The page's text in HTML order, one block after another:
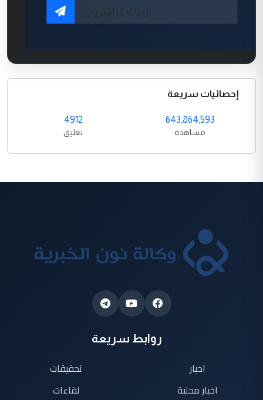
إحصائيات سريعة
643,864,593
مشاهدة
4912
تعليق
روابط سريعة
اخبار
اخبار محلية
تحقيقات
لقاءات